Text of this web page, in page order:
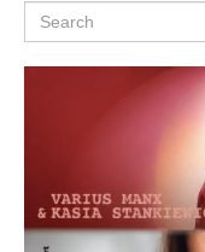
Search